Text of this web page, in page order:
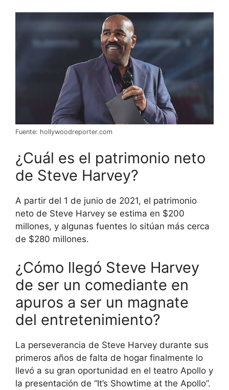
Fuente: hollywoodreporter.com
¿Cuál es el patrimonio neto
de Steve Harvey?
A partir del 1 de junio de 2021, el patrimonio
neto de Steve Harvey se estima en $200
millones, y algunas fuentes lo sitúan más cerca
de $280 millones.
¿Cómo llegó Steve Harvey
de ser un comediante en
apuros a ser un magnate
del entretenimiento?
La perseverancia de Steve Harvey durante sus
primeros años de falta de hogar finalmente lo
llevó a su gran oportunidad en el teatro Apollo y
la presentación de “It’s Showtime at the Apollo”.